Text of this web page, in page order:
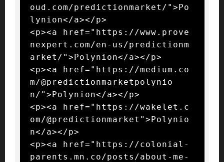
oud.com/predictionmarket/">Po
lynion</a></p>
<p><a href="https://www.prove
nexpert.com/en-us/predictionm
arket/">Polynion</a></p>
<p><a href="https://medium.co
m/@predictionmarketpolynio
n/">Polynion</a></p>
<p><a href="https://wakelet.c
om/@predictionmarket">Polynio
n</a></p>
<p><a href="https://colonial-
parents.mn.co/posts/about-me-